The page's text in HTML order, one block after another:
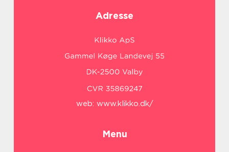
Adresse
web: www.klikko.dk/
Menu